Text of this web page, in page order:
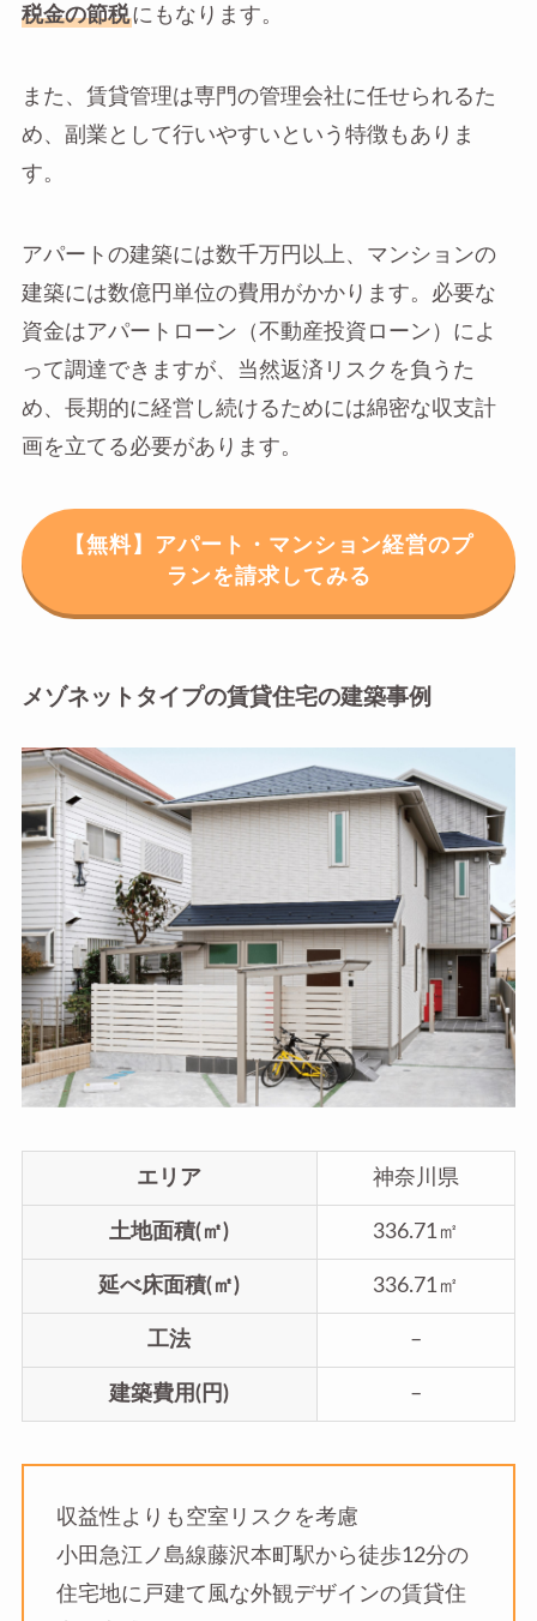
税金の節税にもなります。
また、賃貸管理は専門の管理会社に任せられるた
め、副業として行いやすいという特徴もありま
す。
アパートの建築には数千万円以上、マンションの
建築には数億円単位の費用がかかります。必要な
資金はアパートローン（不動産投資ローン）によ
って調達できますが、当然返済リスクを負うた
め、長期的に経営し続けるためには綿密な収支計
画を立てる必要があります。
【無料】アパート・マンション経営のプ
ランを請求してみる
メゾネットタイプの賃貸住宅の建築事例
エリア 神奈川県
土地面積(㎡) 336.71㎡
延べ床面積(㎡) 336.71㎡
工法 –
建築費用(円) –
収益性よりも空室リスクを考慮
小田急江ノ島線藤沢本町駅から徒歩12分の
住宅地に戸建て風な外観デザインの賃貸住